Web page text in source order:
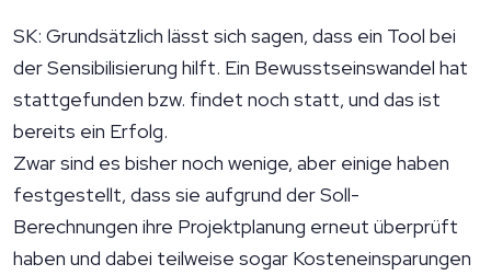
SK: Grundsätzlich lässt sich sagen, dass ein Tool bei
der Sensibilisierung hilft. Ein Bewusstseinswandel hat
stattgefunden bzw. findet noch statt, und das ist
bereits ein Erfolg.
Zwar sind es bisher noch wenige, aber einige haben
festgestellt, dass sie aufgrund der Soll-
Berechnungen ihre Projektplanung erneut überprüft
haben und dabei teilweise sogar Kosteneinsparungen